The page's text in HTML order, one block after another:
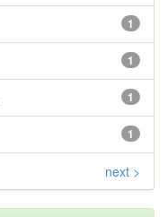
1
1
1
1
next >